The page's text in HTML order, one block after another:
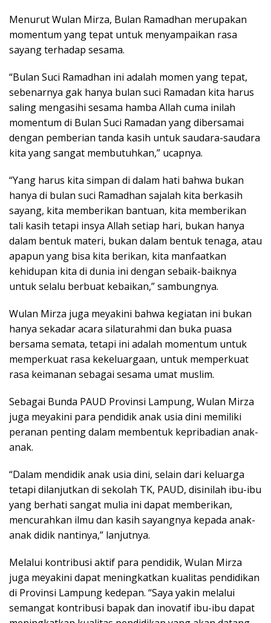
Menurut Wulan Mirza, Bulan Ramadhan merupakan
momentum yang tepat untuk menyampaikan rasa
sayang terhadap sesama.
“Bulan Suci Ramadhan ini adalah momen yang tepat,
sebenarnya gak hanya bulan suci Ramadan kita harus
saling mengasihi sesama hamba Allah cuma inilah
momentum di Bulan Suci Ramadan yang dibersamai
dengan pemberian tanda kasih untuk saudara-saudara
kita yang sangat membutuhkan,” ucapnya.
“Yang harus kita simpan di dalam hati bahwa bukan
hanya di bulan suci Ramadhan sajalah kita berkasih
sayang, kita memberikan bantuan, kita memberikan
tali kasih tetapi insya Allah setiap hari, bukan hanya
dalam bentuk materi, bukan dalam bentuk tenaga, atau
apapun yang bisa kita berikan, kita manfaatkan
kehidupan kita di dunia ini dengan sebaik-baiknya
untuk selalu berbuat kebaikan,” sambungnya.
Wulan Mirza juga meyakini bahwa kegiatan ini bukan
hanya sekadar acara silaturahmi dan buka puasa
bersama semata, tetapi ini adalah momentum untuk
memperkuat rasa kekeluargaan, untuk memperkuat
rasa keimanan sebagai sesama umat muslim.
Sebagai Bunda PAUD Provinsi Lampung, Wulan Mirza
juga meyakini para pendidik anak usia dini memiliki
peranan penting dalam membentuk kepribadian anak-
anak.
“Dalam mendidik anak usia dini, selain dari keluarga
tetapi dilanjutkan di sekolah TK, PAUD, disinilah ibu-ibu
yang berhati sangat mulia ini dapat memberikan,
mencurahkan ilmu dan kasih sayangnya kepada anak-
anak didik nantinya,” lanjutnya.
Melalui kontribusi aktif para pendidik, Wulan Mirza
juga meyakini dapat meningkatkan kualitas pendidikan
di Provinsi Lampung kedepan. “Saya yakin melalui
semangat kontribusi bapak dan inovatif ibu-ibu dapat